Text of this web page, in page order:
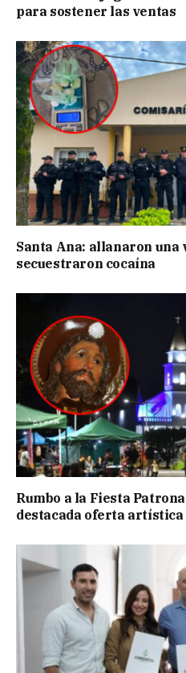
para sostener las ventas
Santa Ana: allanaron
secuestraron cocaína
Rumbo a la Fiesta
destacada oferta artística